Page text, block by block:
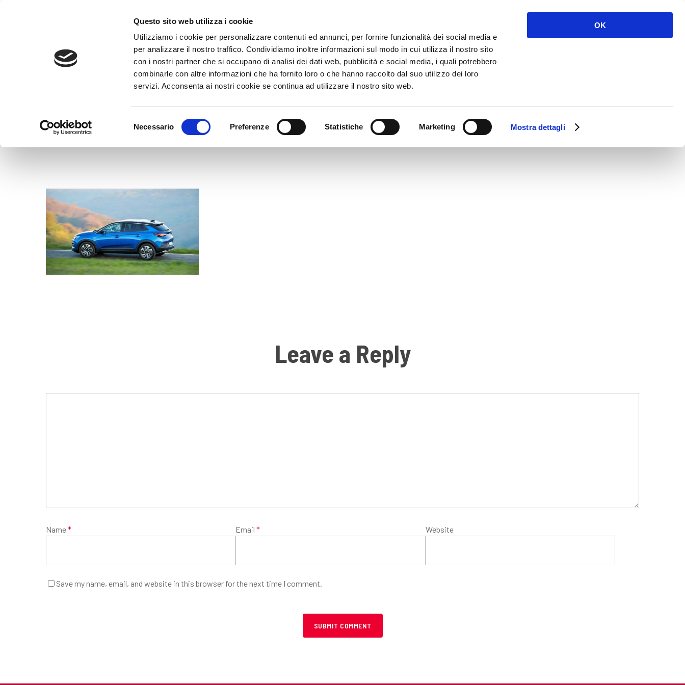
Questo sito web utilizza i cookie
Utilizziamo i cookie per personalizzare contenuti ed annunci, per fornire funzionalità dei social media e
per analizzare il nostro traffico. Condividiamo inoltre informazioni sul modo in cui utilizza il nostro sito
con i nostri partner che si occupano di analisi dei dati web, pubblicità e social media, i quali potrebbero
combinarle con altre informazioni che ha fornito loro o che hanno raccolto dal suo utilizzo dei loro
servizi. Acconsenta ai nostri cookie se continua ad utilizzare il nostro sito web.
del
Necessario Preferenze Statistiche Marketing Mostra dettagli
OK
CONTATTI
GRANDLANDX 2
Leave a Reply
Name* Email* Website
Save my name, email, and website in this browser for the next time I comment.